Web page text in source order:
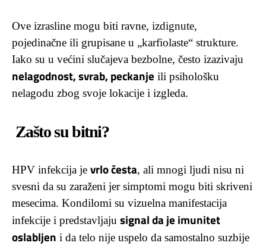
Ove izrasline mogu biti ravne, izdignute,
pojedinačne ili grupisane u „karfiolaste“ strukture.
Iako su u većini slučajeva bezbolne, često izazivaju
nelagodnost, svrab, peckanje ili psihološku
nelagodu zbog svoje lokacije i izgleda.
Zašto su bitni?
HPV infekcija je vrlo česta, ali mnogi ljudi nisu ni
svesni da su zaraženi jer simptomi mogu biti skriveni
mesecima. Kondilomi su vizuelna manifestacija
infekcije i predstavljaju signal da je imunitet
oslabljen i da telo nije uspelo da samostalno suzbije